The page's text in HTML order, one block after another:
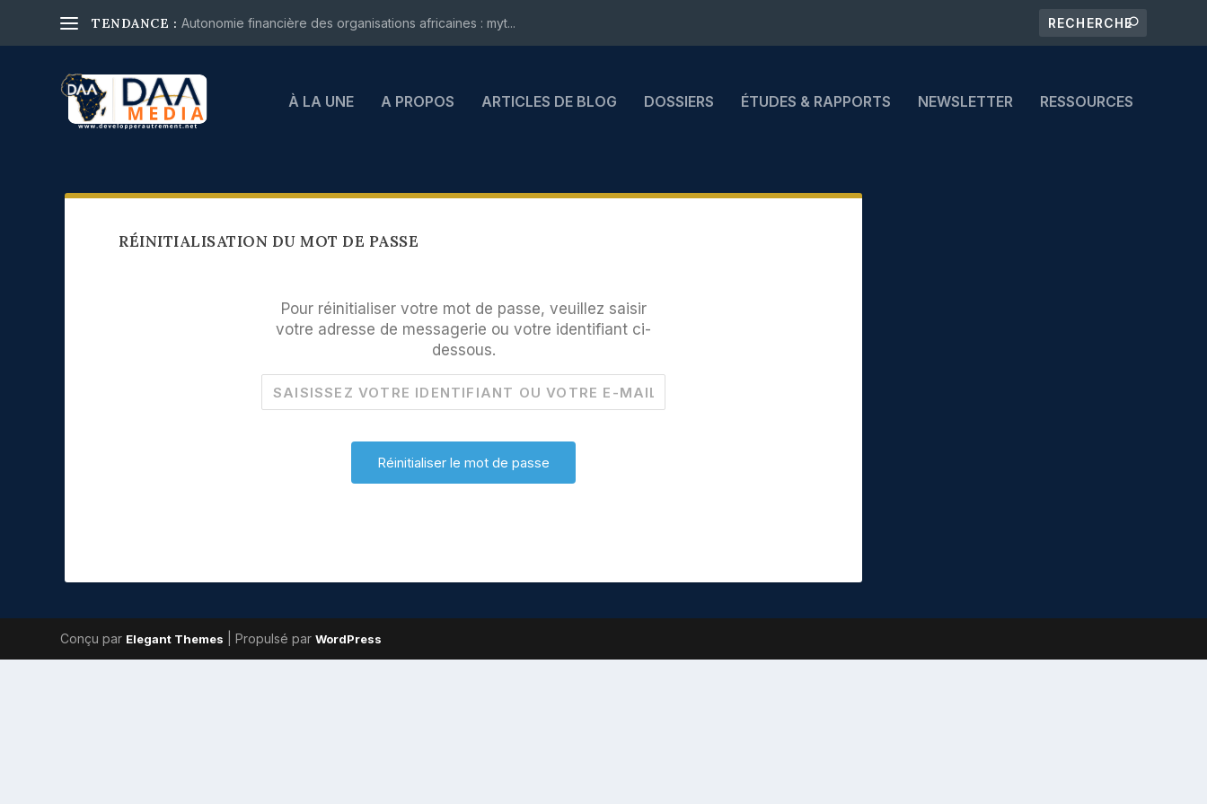
TENDANCE : Autonomie financière des organisations africaines : myt...
À LA UNE A PROPOS ARTICLES DE BLOG DOSSIERS ÉTUDES & RAPPORTS NEWSLETTER RESSOURCES
RÉINITIALISATION DU MOT DE PASSE
Pour réinitialiser votre mot de passe, veuillez saisir
votre adresse de messagerie ou votre identifiant ci-
dessous.
Conçu par Elegant Themes | Propulsé parWordPress